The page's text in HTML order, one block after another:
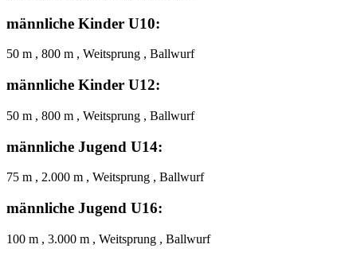
männliche Kinder U10:
50 m , 800 m , Weitsprung , Ballwurf
männliche Kinder U12:
50 m , 800 m , Weitsprung , Ballwurf
männliche Jugend U14:
75 m , 2.000 m , Weitsprung , Ballwurf
männliche Jugend U16:
100 m , 3.000 m , Weitsprung , Ballwurf